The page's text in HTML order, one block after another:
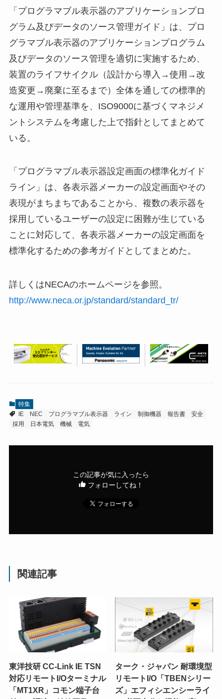
「プログラマブル表示器のアプリケーションプロ
グラム及びデータのソース管理ガイド」は、プロ
グラマブル表示器のアプリケーションプログラム
及びデータのソース管理を適切に実施するため、
装置のライフサイクル（設計から導入→使用→改
造変更→廃棄に至るまで）全体を通しての標準的
な運用や管理基準を、ISO9000に基づくマネジメ
ントシステムを考慮した上で指針としてまとめて
いる。
「プログラマブル表示器設定画面の標準化ガイド
ライン」は、各表示器メーカーの設定画面やその
表現がまちまちであることから、複数の表示器を
採用しているユーザーの設定に困難が生じている
ことに対応して、各表示器メーカーの設定画面を
標準化するための参考ガイドとしてまとめた。
詳しくはNECAのホームページを参照。
http://www.neca.or.jp/standard/standard_tr/
特集
IE
NEC プログラマブル表示器 ライン 制御機器 報告書
安全
採用
日本電気 機械 電気
この記事が気に入ったら
フォローしてね！
関連記事
東洋技研 CC-Link IE TSN
対応リモートI/Oターミナル
「MT1XR」コモン端子台
ターク・ジャパン 耐環境型
リモートI/O「TBENシリー
ズ」エフィシエンシーライ